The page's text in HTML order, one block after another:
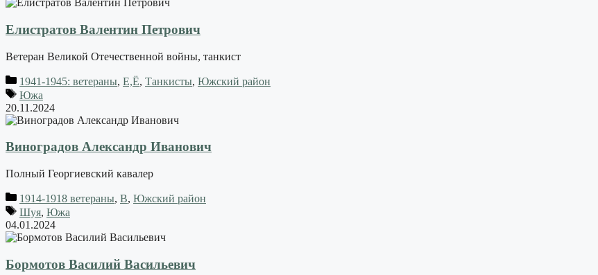
Елистратов Валентин Петрович
Ветеран Великой Отечественной войны, танкист
1941-1945: ветераны, Е,Ё, Танкисты, Южский район
Южа
20.11.2024
Виноградов Александр Иванович
Полный Георгиевский кавалер
1914-1918 ветераны, В, Южский район
Шуя, Южа
04.01.2024
Бормотов Василий Васильевич